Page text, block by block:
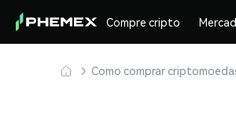
Compre cripto
Como comprar